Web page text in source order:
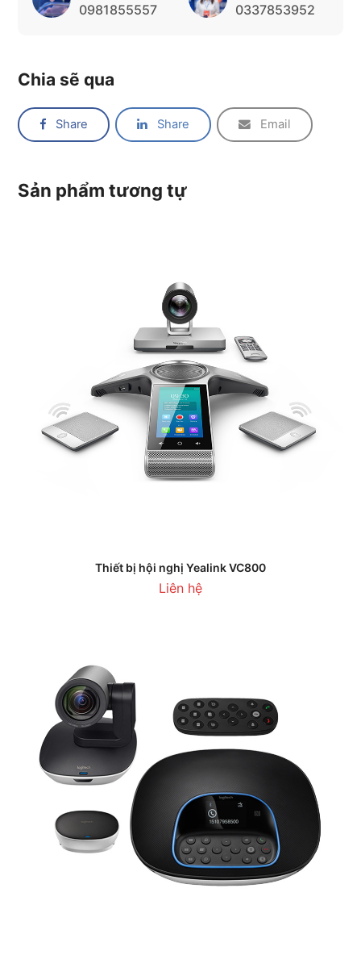
0981855557
0337853952
Chia sẽ qua
Share Share Email
Sản phẩm tương tự
Thiết bị hội nghị Yealink VC800
Liên hệ